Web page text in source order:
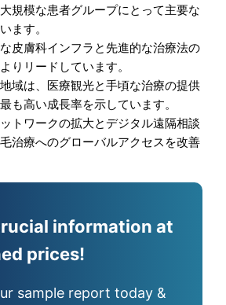
規模な患者グループにとって主要な
ます。
皮膚科インフラと先進的な治療法の
りリードしています。
域は、医療観光と手頃な治療の提供
も高い成長率を示しています。
トワークの拡大とデジタル遠隔相談
治療へのグローバルアクセスを改善
information at
prices!
sample report today &